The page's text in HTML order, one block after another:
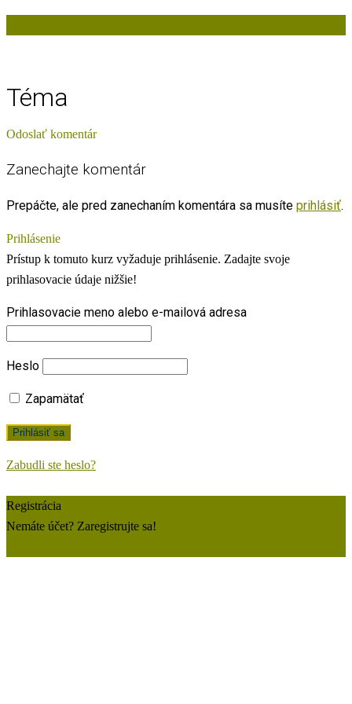
Téma
Odoslať komentár
Zanechajte komentár
Prepáčte, ale pred zanechaním komentára sa musíte prihlásiť.
Prihlásenie
Prístup k tomuto kurz vyžaduje prihlásenie. Zadajte svoje
prihlasovacie údaje nižšie!
Prihlasovacie meno alebo e-mailová adresa
Heslo
Zapamätať
Zabudli ste heslo?
Registrácia
Nemáte účet? Zaregistrujte sa!